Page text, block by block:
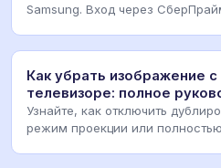
Samsung. Вход через
Как убрать изображение с
телевизоре: полное
Узнайте, как отключить
режим проекции или